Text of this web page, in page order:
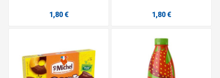
1,80 € 1,80 €